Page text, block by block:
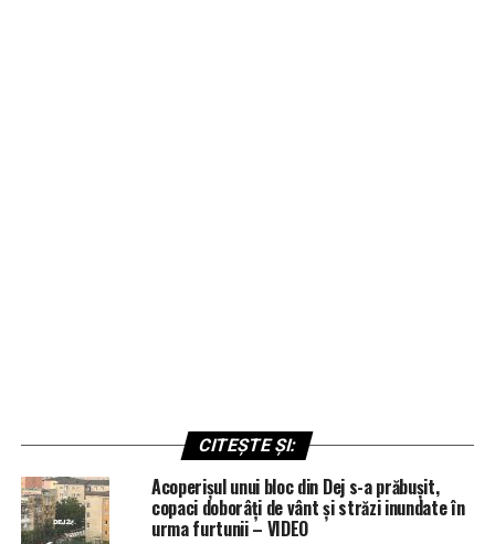
CITEȘTE ȘI:
Acoperișul unui bloc din Dej s-a prăbușit,
copaci doborâți de vânt și străzi inundate în
urma furtunii – VIDEO